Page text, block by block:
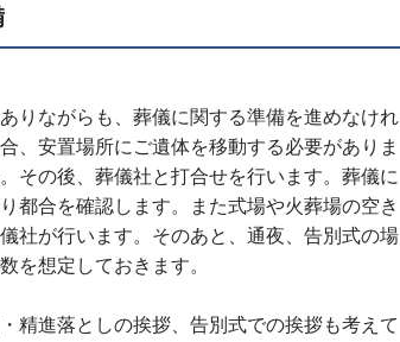
りながらも、葬儀に関する準備を進めなけれ
、安置場所にご遺体を移動する必要がありま
その後、葬儀社と打合せを行います。葬儀に
都合を確認します。また式場や火葬場の空き
社が行います。そのあと、通夜、告別式の場
を想定しておきます。
精進落としの挨拶、告別式での挨拶も考えて